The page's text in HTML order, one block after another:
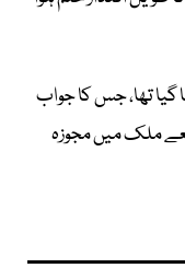
تھا، جس کا جواب
ملک میں مجوزہ